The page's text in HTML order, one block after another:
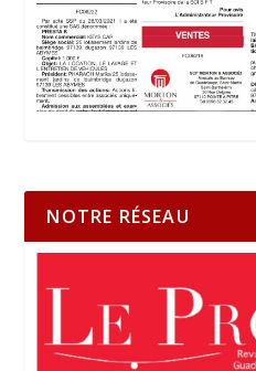
NOTRE RÉSEAU